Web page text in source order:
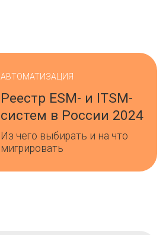
АВТОМАТИЗАЦИЯ
Реестр ESM- и ITSM-
систем в России 2024
Из чего выбирать и на что
мигрировать